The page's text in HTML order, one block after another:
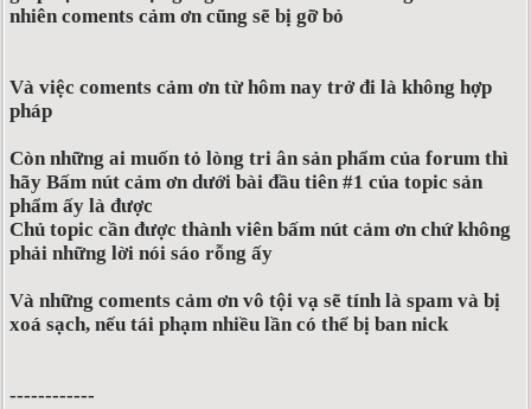
nhiên coments cảm ơn cũng sẽ bị gỡ bỏ
Và việc coments cảm ơn từ hôm nay trở đi là không hợp
pháp
Còn những ai muốn tỏ lòng tri ân sản phẩm của forum thì
hãy Bấm nút cảm ơn dưới bài đầu tiên #1 của topic sản
phẩm ấy là được
Chủ topic cần được thành viên bấm nút cảm ơn chứ không
phải những lời nói sáo rỗng ấy
Và những coments cảm ơn vô tội vạ sẽ tính là spam và bị
xoá sạch, nếu tái phạm nhiều lần có thể bị ban nick
------------